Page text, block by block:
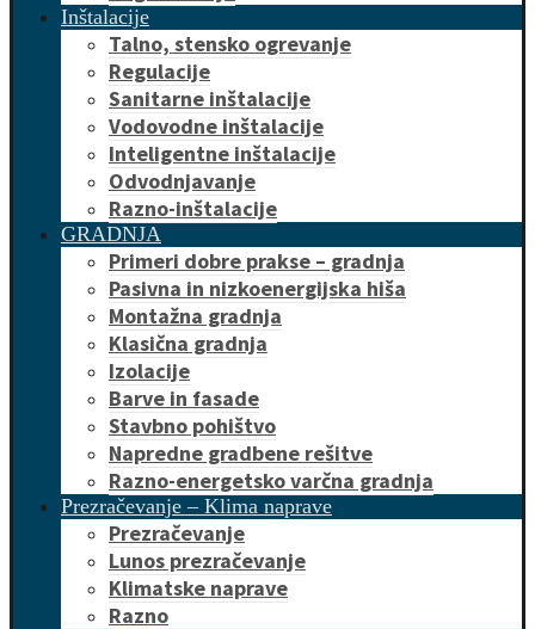
Inštalacije
Talno, stensko ogrevanje
Regulacije
Sanitarne inštalacije
Vodovodne inštalacije
Inteligentne inštalacije
Odvodnjavanje
Razno-inštalacije
GRADNJA
Primeri dobre prakse – gradnja
Pasivna in nizkoenergijska hiša
Montažna gradnja
Klasična gradnja
Izolacije
Barve in fasade
Stavbno pohištvo
Napredne gradbene rešitve
Razno-energetsko varčna gradnja
Prezračevanje – Klima naprave
Prezračevanje
Lunos prezračevanje
Klimatske naprave
Razno